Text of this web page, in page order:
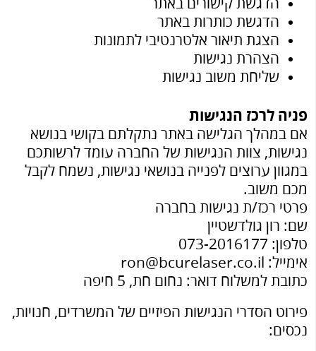
הדגשת קישורים באתר
הדגשת כותרות באתר
הצגת תיאור אלטרנטיבי לתמונות
הצהרת נגישות
שליחת משוב נגישות
פניה לרכז הנגישות
אם במהלך הגלישה באתר נתקלתם בקושי בנושא
נגישות, צוות הנגישות של החברה עומד לרשותכם
במגוון ערוצים לפנייה בנושאי נגישות, נשמח לקבל
מכם משוב.
פרטי רכז/ת נגישות בחברה
שם: רון גולדשטיין
טלפון: 073-2016177
אימייל: ron@bcurelaser.co.il
כתובת למשלוח דואר: נחום חת, 5 חיפה
פירוט הסדרי הנגישות הפיזיים של המשרדים, חנויות,
נכסים: